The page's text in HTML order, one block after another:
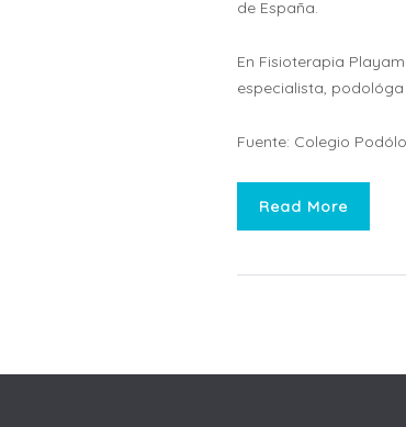
de España.
En Fisioterapia
especialista, podológa
Fuente: Colegio
Read More